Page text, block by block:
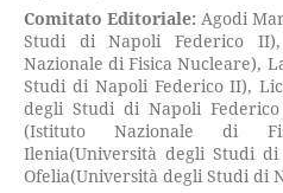
Comitato Editoriale: Agodi
Studi di Napoli Federico
Nazionale di Fisica Nucleare),
Studi di Napoli Federico II),
degli Studi di Napoli
(Istituto Nazionale di
Ilenia(Università degli Studi
Ofelia(Università degli Studi di